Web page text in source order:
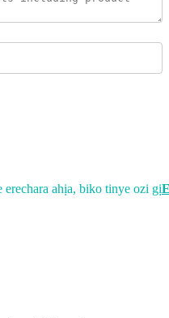
ahịa, biko tinye ozi gị